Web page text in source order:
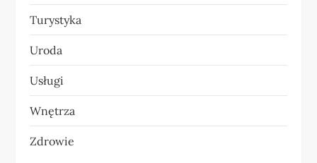
Turystyka
Uroda
Usługi
Wnętrza
Zdrowie